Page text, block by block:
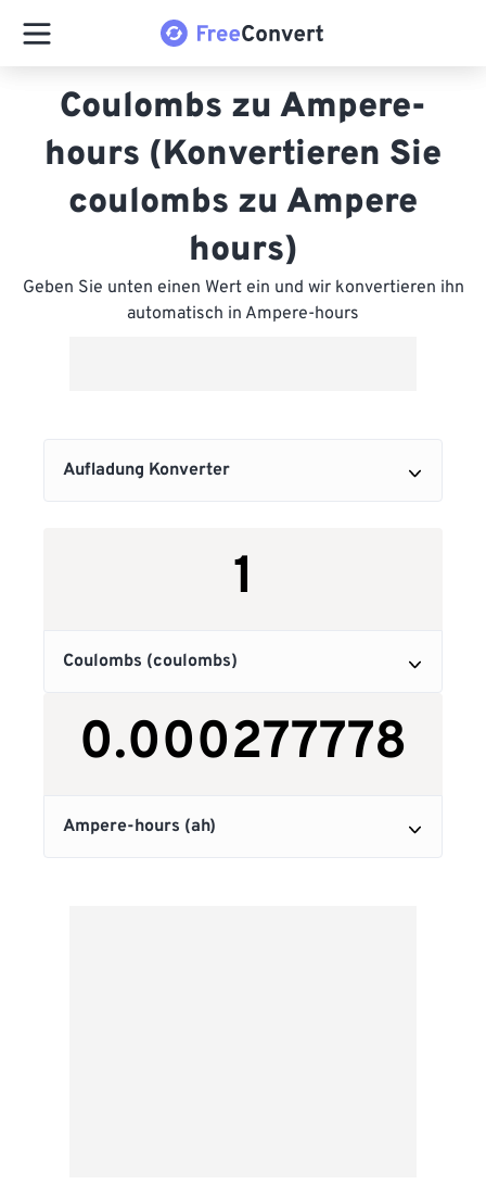
Coulombs zu Ampere-
hours (Konvertieren Sie
coulombs zu Ampere
hours)
Geben Sie unten einen Wert ein und wir konvertieren ihn
automatisch in Ampere-hours